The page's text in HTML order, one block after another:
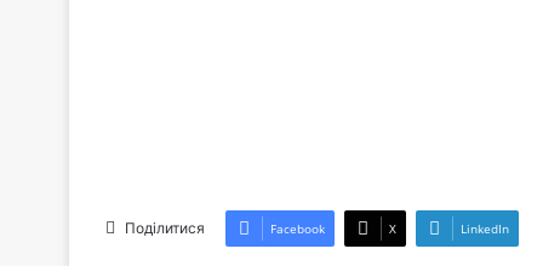
Поділитися Facebook X LinkedIn